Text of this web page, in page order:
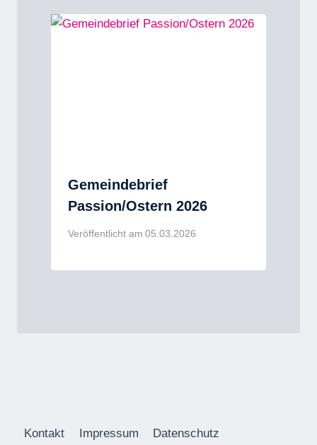
Gemeindebrief
Passion/Ostern 2026
Veröffentlicht am 05.03.2026
Kontakt Impressum Datenschutz